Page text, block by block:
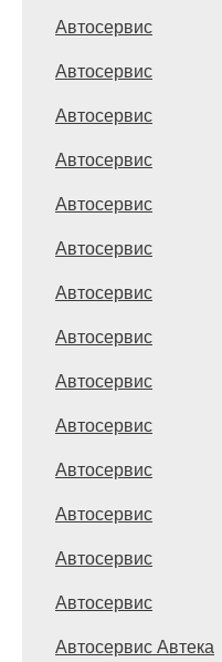
Автосервис
Автосервис
Автосервис
Автосервис
Автосервис
Автосервис
Автосервис
Автосервис
Автосервис
Автосервис
Автосервис
Автосервис
Автосервис
Автосервис
Автосервис Автека